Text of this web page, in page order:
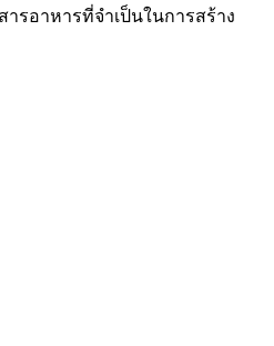
รอาหารที่จำเป็นในการสร้าง